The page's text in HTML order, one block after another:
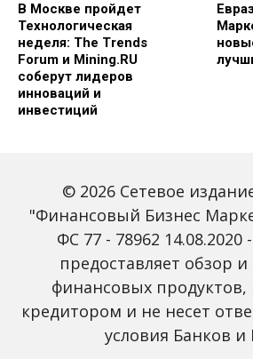
В Москве пройдет
Технологическая
неделя: The Trends
Forum и Mining.RU
соберут лидеров
инноваций и
инвестиций
Global Tech Forum: как
ИИ меняет бизнес и
открывает новые
4.0
игры
© 2026 Сетевое
"Финансовый Бизнес
ФС 77 - 78962 14.08.2020
предоставляет обзор
финансовых продуктов,
кредитором и не несет
условия Банков